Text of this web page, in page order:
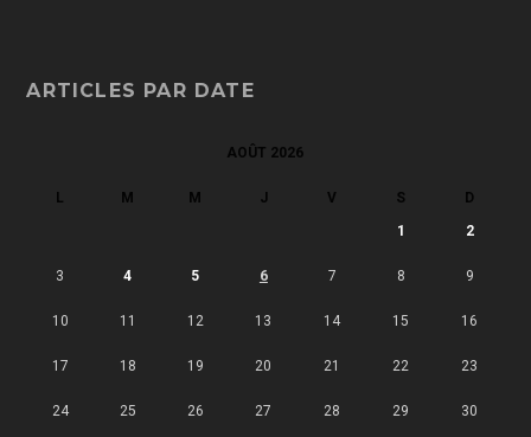
ARTICLES PAR DATE
AOÛT 2026
L M M J V S D
1 2
3 4 5 6 7 8 9
10 11 12 13 14 15 16
17 18 19 20 21 22 23
24 25 26 27 28 29 30